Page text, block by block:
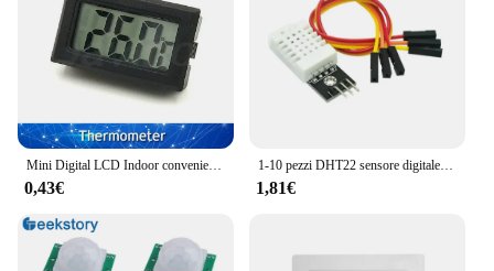
0,43€
1-10 pezzi DHT22 sensore digitale di temperatura e umidità modulo AM2302 + PCB con cavo
1,81€